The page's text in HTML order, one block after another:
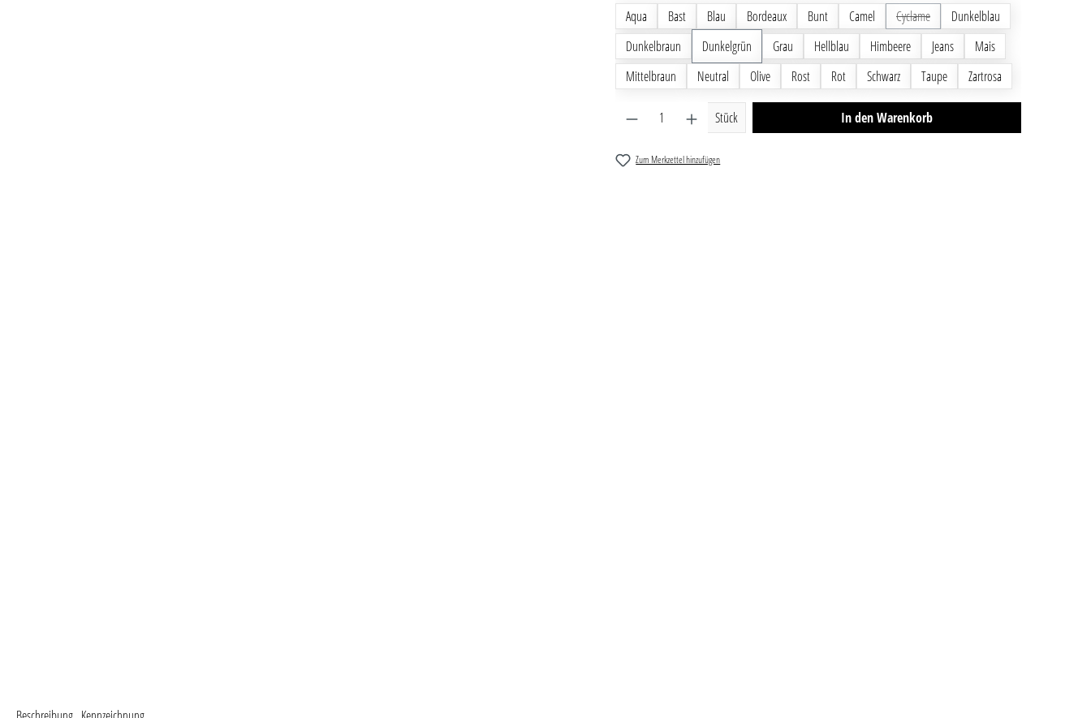
Aqua
Bast Blau Bordeaux Bunt Camel Cyclame(Diese Option ist zurzeit nicht verfügbar.)
Dunkelblau
Dunkelbraun
Dunkelgrün Grau Hellblau Himbeere Jeans
Mais
Mittelbraun
Neutral Olive Rost Rot Schwarz Taupe Zartrosa
Produkt Anzahl: Gib den gewünschten Wert ein oder benutze die
Stück In den Warenkorb
Zum Merkzettel hinzufügen